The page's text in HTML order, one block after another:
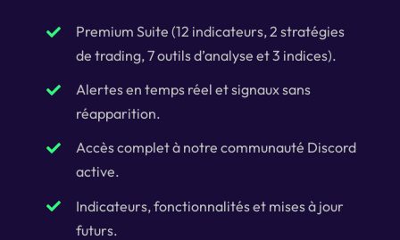
Premium Suite (12 indicateurs, 2 stratégies
de trading, 7 outils d’analyse et 3 indices).
Alertes en temps réel et signaux sans
réapparition.
Accès complet à notre communauté Discord
active.
Indicateurs, fonctionnalités et mises à jour
futurs.